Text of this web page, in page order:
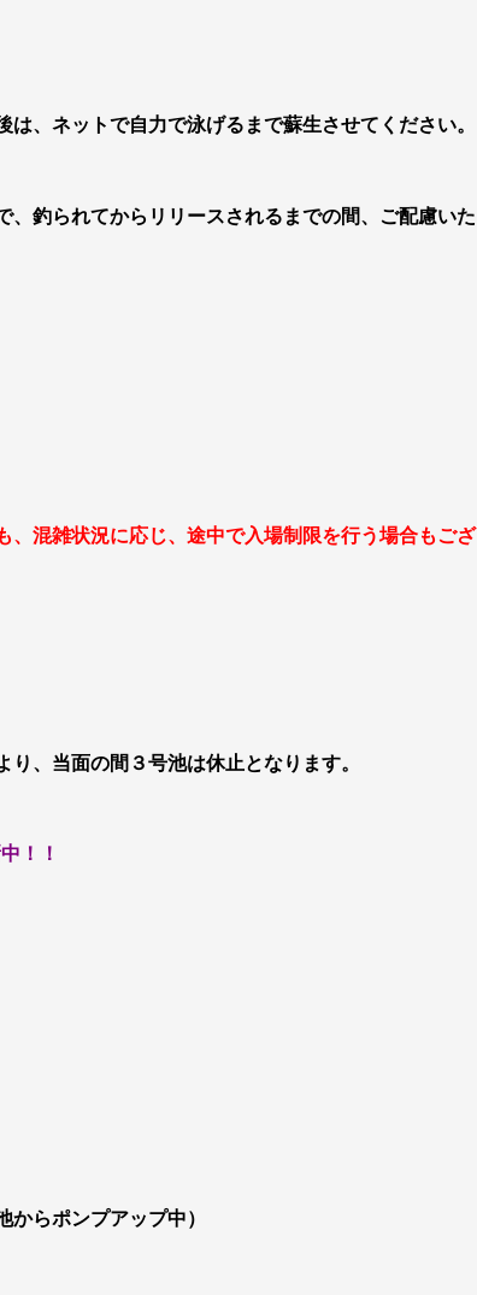
、ネットで自力で泳げるまで蘇生させてください。
釣られてからリリースされるまでの間、ご配慮いた
混雑状況に応じ、途中で入場制限を行う場合もござ
、当面の間３号池は休止となります。
！！
からポンプアップ中）